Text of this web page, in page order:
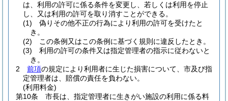
は、利用の許可に係る条件を変更し、若しくは利用を停止
し、又は利用の許可を取り消すことができる。
(1)
偽りその他不正の行為により利用の許可を受けたと
き。
(2)
この条例又はこの条例に基づく規則に違反したとき。
(3)
利用の許可の条件又は指定管理者の指示に従わないと
き。
2
前項の規定により利用者に生じた損害について、市及び指
定管理者は、賠償の責任を負わない。
(利用料金)
第10条
市長は、指定管理者に生きがい施設の利用に係る料